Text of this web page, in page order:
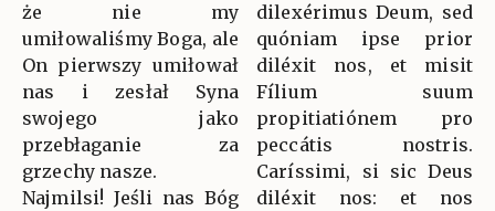
że nie my
umiłowaliśmy Boga, ale
On pierwszy umiłował
nas i zesłał Syna
swojego jako
przebłaganie za
grzechy nasze.
Najmilsi! Jeśli nas Bóg
dilexérimus Deum, sed
quóniam ipse prior
diléxit nos, et misit
Fílium suum
propitiatiónem pro
peccátis nostris.
Caríssimi, si sic Deus
diléxit nos: et nos